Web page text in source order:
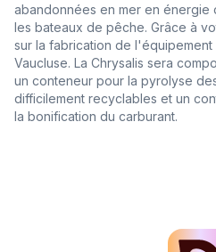
abandonnées en mer en énergie
les bateaux de pêche. Grâce à
sur la fabrication de
Vaucluse. La Chrysalis sera
un conteneur pour la pyrolyse
difficilement recyclables et un
la bonification du carburant.